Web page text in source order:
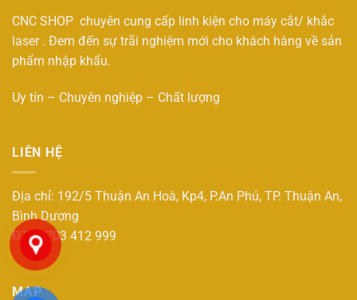
CNC SHOP chuyên cung cấp linh kiện cho máy cắt/ khắc
laser . Đem đến sự trãi nghiệm mới cho khách hàng về sản
phẩm nhập khẩu.
Uy tín – Chuyên nghiệp – Chất lượng
LIÊN HỆ
Địa chỉ: 192/5 Thuận An Hoà, Kp4, P.An Phú, TP. Thuận An,
Bình Dương
ĐT : 0703 412 999
MAP